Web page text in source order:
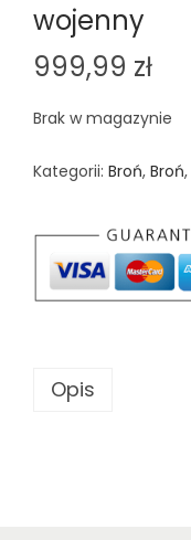
wojenny
999,99 zł
Brak w magazynie
Kategorii: Broń, Broń,
Opis